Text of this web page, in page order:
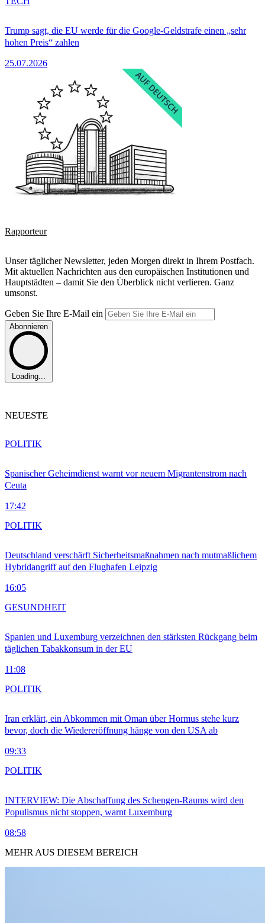
Trump sagt, die EU werde für die Google-Geldstrafe einen „sehr
hohen Preis“ zahlen
25.07.2026
Rapporteur
Unser täglicher Newsletter, jeden Morgen direkt in Ihrem Postfach.
Mit aktuellen Nachrichten aus den europäischen Institutionen und
Hauptstädten – damit Sie den Überblick nicht verlieren. Ganz
umsonst.
Geben Sie Ihre E-Mail ein
Abonnieren
Loading...
NEUESTE
Spanischer Geheimdienst warnt vor neuem Migrantenstrom nach
Ceuta
17:42
POLITIK
Deutschland verschärft Sicherheitsmaßnahmen nach mutmaßlichem
Hybridangriff auf den Flughafen Leipzig
16:05
POLITIK
Spanien und Luxemburg verzeichnen den stärksten Rückgang beim
täglichen Tabakkonsum in der EU
11:08
GESUNDHEIT
Iran erklärt, ein Abkommen mit Oman über Hormus stehe kurz
bevor, doch die Wiedereröffnung hänge von den USA ab
09:33
POLITIK
INTERVIEW: Die Abschaffung des Schengen-Raums wird den
Populismus nicht stoppen, warnt Luxemburg
08:58
POLITIK
MEHR AUS DIESEM BEREICH